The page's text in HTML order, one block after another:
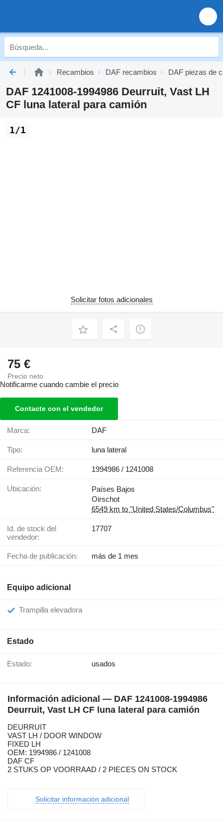
Recambios DAF recambios DAF piezas de
DAF 1241008-1994986 Deurruit, Vast LH
CF luna lateral para camión
1/1
Solicitar fotos adicionales
75 €
Precio neto
Notificarme cuando cambie el precio
Contacte con el vendedor
Marca: DAF
Tipo: luna lateral
Referencia OEM: 1994986 / 1241008
Ubicación:
Países Bajos
Oirschot
6549 km to "United States/Columbus"
Id. de stock del
vendedor:
17707
Fecha de publicación: más de 1 mes
Equipo adicional
Trampilla elevadora
Estado
Estado: usados
Información adicional — DAF 1241008-1994986
Deurruit, Vast LH CF luna lateral para camión
DEURRUIT
VAST LH / DOOR WINDOW
FIXED LH
OEM: 1994986 / 1241008
DAF CF
2 STUKS OP VOORRAAD / 2 PIECES ON STOCK
Solicitar información adicional